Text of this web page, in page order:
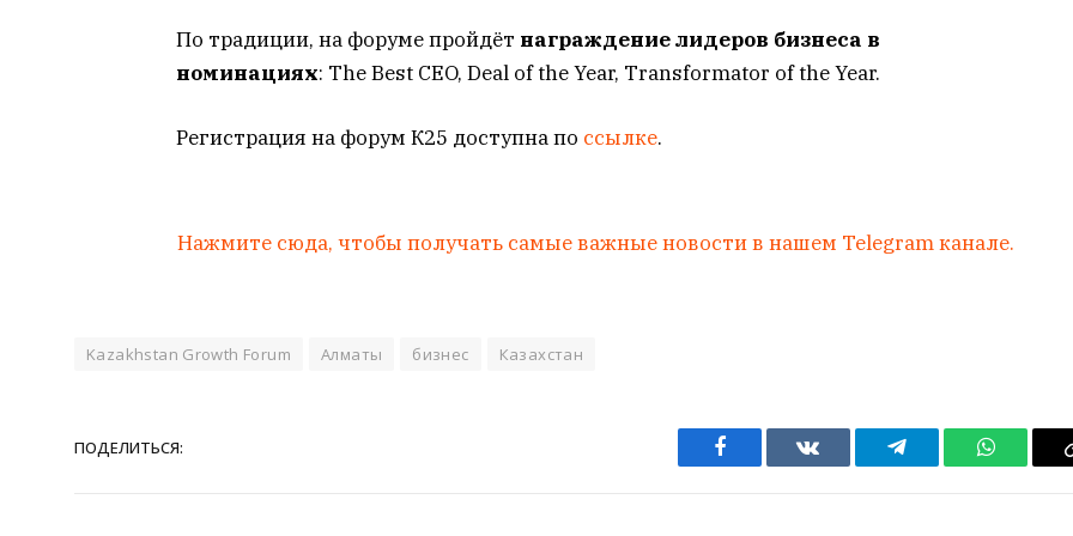
По традиции, на форуме пройдёт награждение лидеров бизнеса в
номинациях: The Best CEO, Deal of the Year, Transformator of the Year.
Регистрация на форум К25 доступна по ссылке.
Нажмите сюда, чтобы получать самые важные новости в нашем Telegram канале.
Kazakhstan Growth Forum Алматы бизнес Казахстан
ПОДЕЛИТЬСЯ:
Facebook VKontakteTelegram